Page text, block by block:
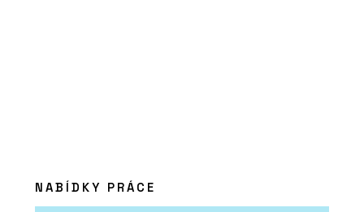
NABÍDKY PRÁCE